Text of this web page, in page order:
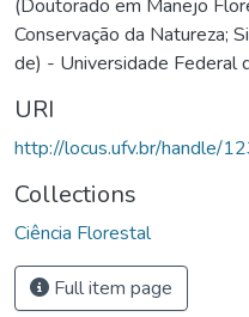
(Doutorado em Manejo
Conservação da Natureza;
de) - Universidade Federal
URI
http://locus.ufv.br/handle/
Collections
Ciência Florestal
Full item page